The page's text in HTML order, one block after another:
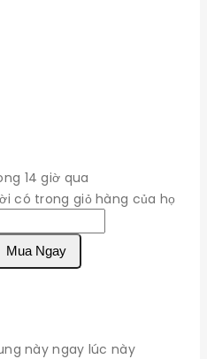
14 giờ qua
có trong giỏ hàng của họ
Mua Ngay
này ngay lúc này